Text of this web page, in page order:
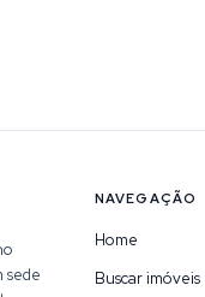
sede
NAVEGAÇÃO
Home
Buscar imóveis